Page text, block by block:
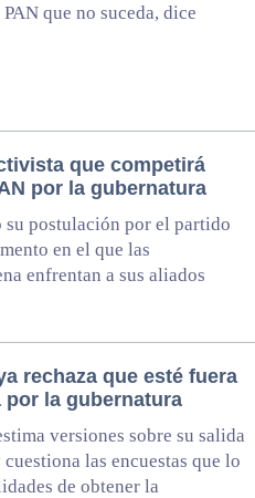
que no suceda, dice
que competirá
por la gubernatura
postulación por el partido
en el que las
enfrentan a sus aliados
rechaza que esté fuera
por la gubernatura
versiones sobre su salida
las encuestas que lo
de obtener la